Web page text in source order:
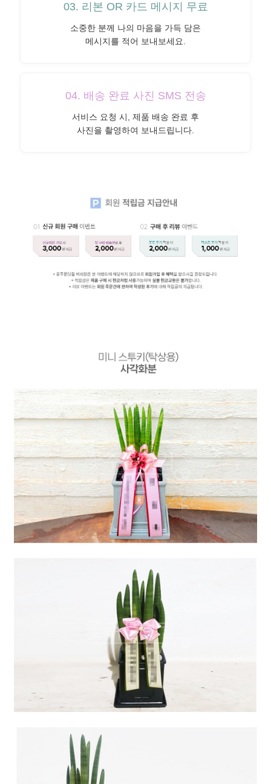
03. 리본 OR 카드 메시지 무료
소중한 분께 나의 마음을 가득 담은
메시지를 적어 보내보세요.
04. 배송 완료 사진 SMS 전송
서비스 요청 시, 제품 배송 완료 후
사진을 촬영하여 보내드립니다.